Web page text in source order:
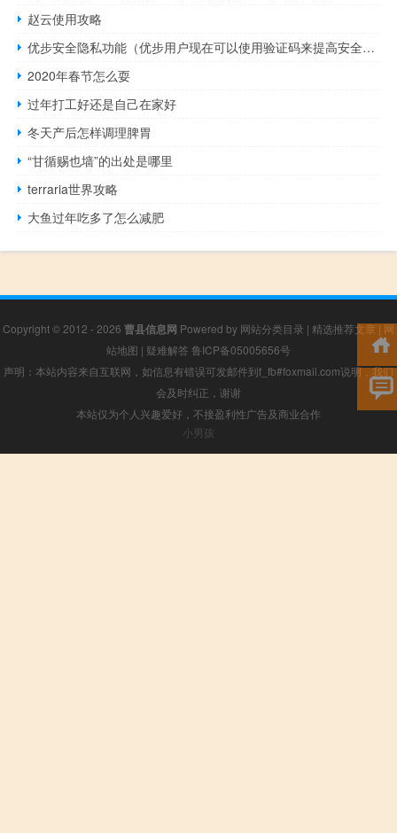
赵云使用攻略
优步安全隐私功能（优步用户现在可以使用验证码来提高安全性）
2020年春节怎么耍
过年打工好还是自己在家好
冬天产后怎样调理脾胃
“甘循赐也墙”的出处是哪里
terraria世界攻略
大鱼过年吃多了怎么减肥
Copyright © 2012 - 2026 曹县信息网 Powered by 网站分类目录 | 精选推荐文章|网
站地图 | 疑难解答 鲁ICP备05005656号
声明：本站内容来自互联网，如信息有错误可发邮件到f_fb#foxmail.com说明，我们
会及时纠正，谢谢
本站仅为个人兴趣爱好，不接盈利性广告及商业合作
小男孩